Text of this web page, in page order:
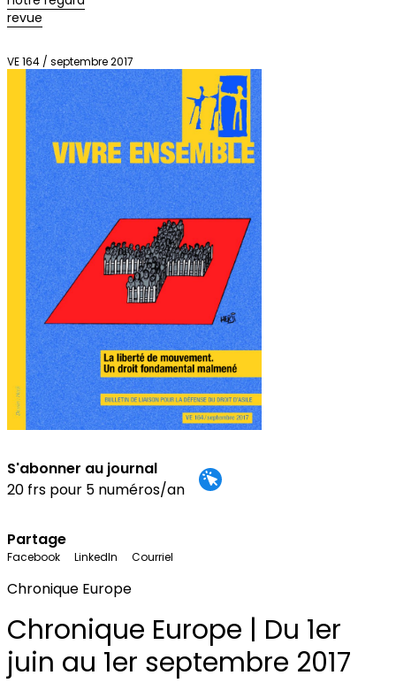
revue
VE 164 / septembre 2017
S'abonner au journal
20 frs pour 5 numéros/an
Partage
Facebook LinkedIn Courriel
Chronique Europe
Chronique Europe | Du 1er
juin au 1er septembre 2017